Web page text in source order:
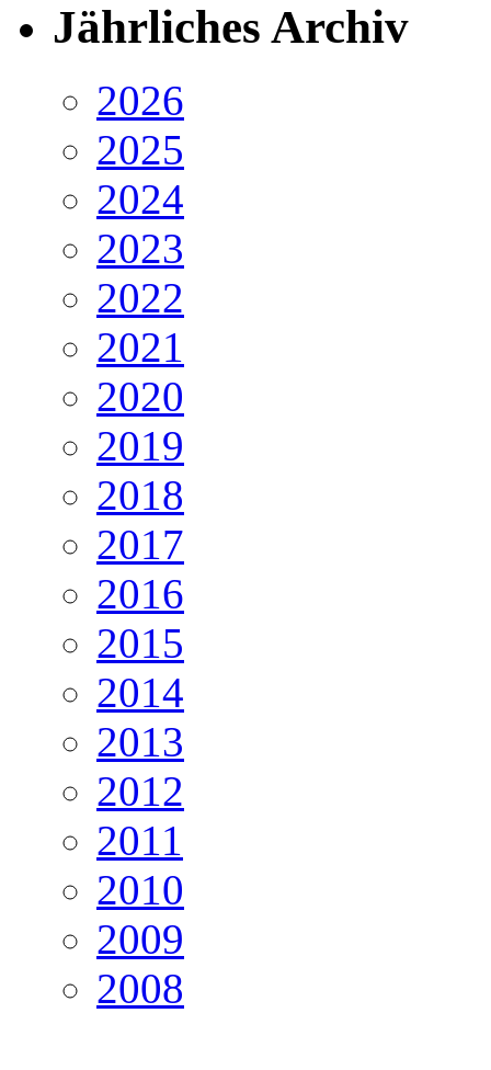
Jährliches Archiv
2026
2025
2024
2023
2022
2021
2020
2019
2018
2017
2016
2015
2014
2013
2012
2011
2010
2009
2008